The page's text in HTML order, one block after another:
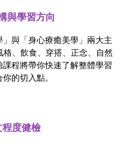
與學習方向
與「身心療癒美學」兩大主
、飲食、穿搭、正念、自然
程將帶你快速了解整體學習
的切入點。
度健檢